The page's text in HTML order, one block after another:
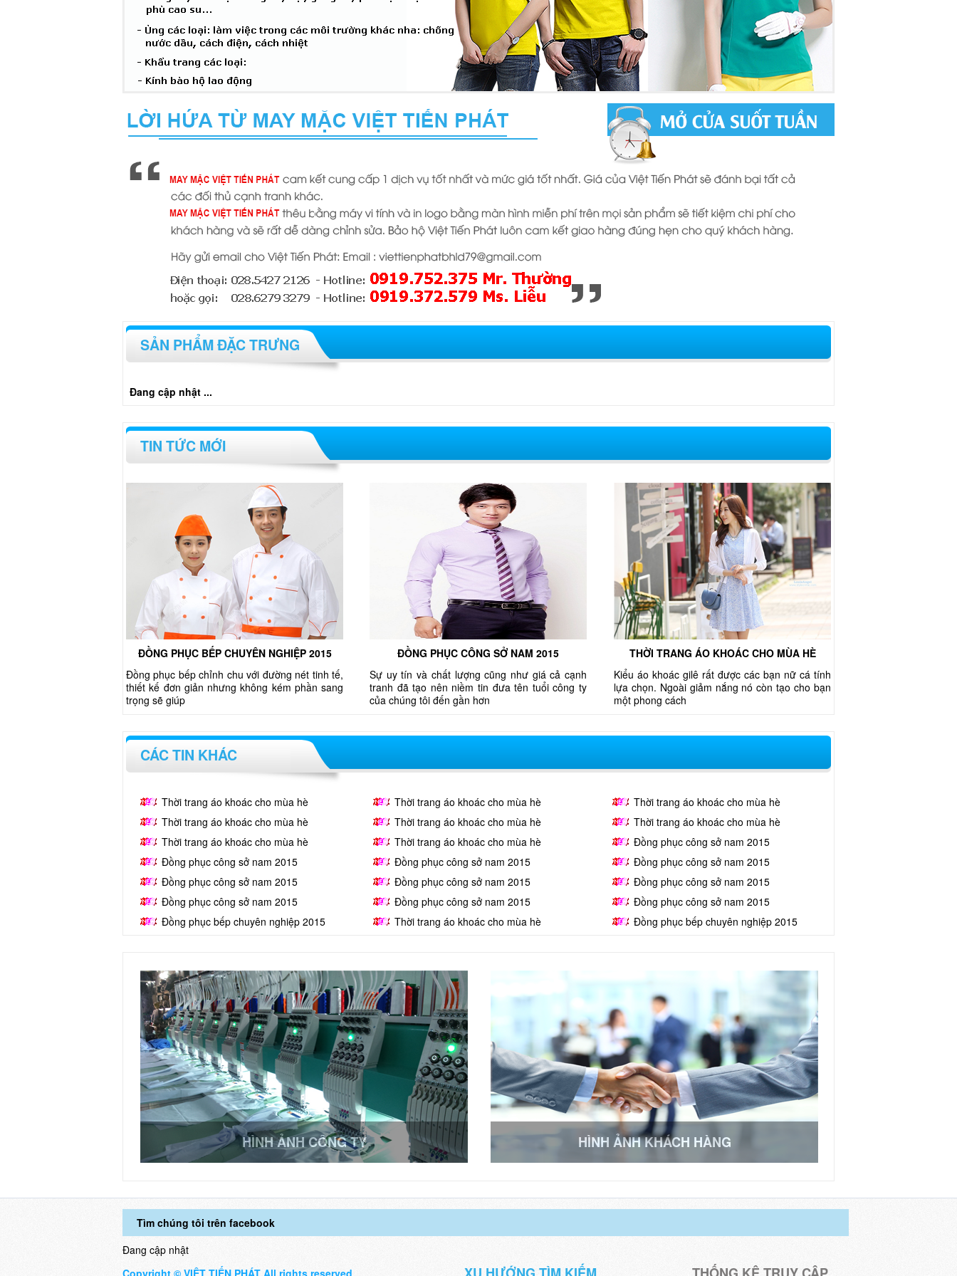
SẢN PHẨM ĐẶC TRƯNG
Đang cập nhật ...
TIN TỨC MỚI
ĐỒNG PHỤC BẾP CHUYÊN NGHIỆP 2015
Đồng phục bếp chỉnh chu với đường nét tinh tế,
thiết kế đơn giản nhưng không kém phần sang
trọng sẽ giúp
ĐỒNG PHỤC CÔNG SỞ NAM 2015
Sự uy tín và chất lượng cũng như giá cả cạnh
tranh đã tạo nên niềm tin đưa tên tuổi công ty
của chúng tôi đến gần hơn
THỜI TRANG ÁO KHOÁC CHO MÙA HÈ
Kiểu áo khoác gilê rất được các bạn nữ cá tính
lựa chọn. Ngoài giảm nắng nó còn tạo cho bạn
một phong cách
CÁC TIN KHÁC
Thời trang áo khoác cho mùa hè Thời trang áo khoác cho mùa hè
Thời trang áo khoác cho mùa hè
Thời trang áo khoác cho mùa hè
Thời trang áo khoác cho mùa hè
Thời trang áo khoác cho mùa hè
Thời trang áo khoác cho mùa hè
Thời trang áo khoác cho mùa hè
Đồng phục công sở nam 2015
Đồng phục công sở nam 2015
Đồng phục công sở nam 2015
Đồng phục công sở nam 2015
Đồng phục công sở nam 2015
Đồng phục công sở nam 2015
Đồng phục công sở nam 2015
Đồng phục công sở nam 2015
Đồng phục công sở nam 2015
Đồng phục công sở nam 2015
Đồng phục bếp chuyên nghiệp 2015
Thời trang áo khoác cho mùa hè Đồng phục bếp chuyên nghiệp 2015
HÌNH ẢNH CÔNG TY HÌNH ẢNH KHÁCH HÀNG
Tìm chúng tôi trên facebook
Đang cập nhật
Copyright © VIỆT TIẾN PHÁT All rights reserved